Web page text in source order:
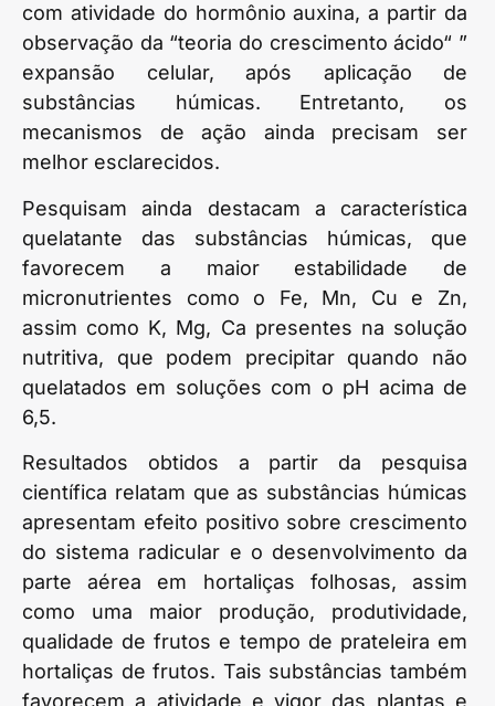
com atividade do hormônio auxina, a partir da
observação da “teoria do crescimento ácido“ ”
expansão celular, após aplicação de
substâncias húmicas. Entretanto, os
mecanismos de ação ainda precisam ser
melhor esclarecidos.
Pesquisam ainda destacam a característica
quelatante das substâncias húmicas, que
favorecem a maior estabilidade de
micronutrientes como o Fe, Mn, Cu e Zn,
assim como K, Mg, Ca presentes na solução
nutritiva, que podem precipitar quando não
quelatados em soluções com o pH acima de
6,5.
Resultados obtidos a partir da pesquisa
científica relatam que as substâncias húmicas
apresentam efeito positivo sobre crescimento
do sistema radicular e o desenvolvimento da
parte aérea em hortaliças folhosas, assim
como uma maior produção, produtividade,
qualidade de frutos e tempo de prateleira em
hortaliças de frutos. Tais substâncias também
favorecem a atividade e vigor das plantas e